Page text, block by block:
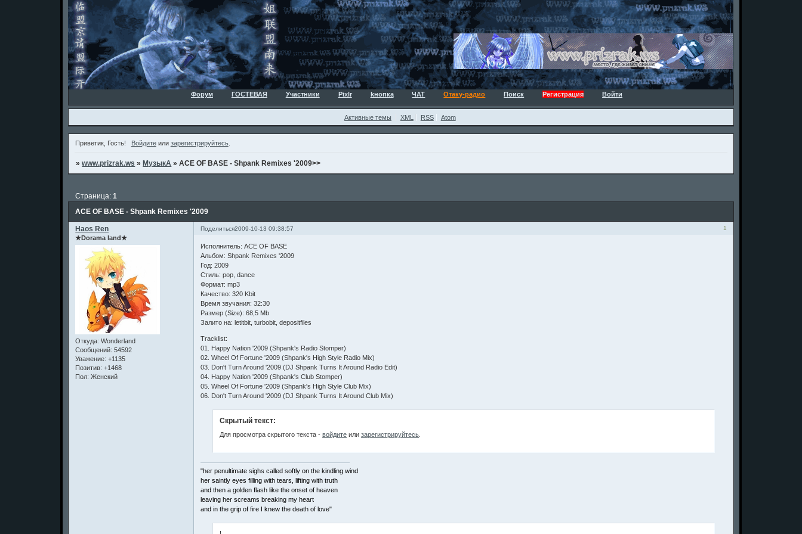
Форум ГОСТЕВАЯ Участники Pixlr kнопка ЧАТ Отаку-радио Поиск Регистрация Войти
Активные темы XML RSS Atom
Приветик, Гость! Войдитеили зарегистрируйтесь.
»www.prizrak.ws » МузыкА »ACE OF BASE - Shpank Remixes '2009>>
ACE OF BASE - Shpank Remixes '2009
Страница:1
Поделиться 1
2009-10-13 09:38:57
Haos Ren
★Dorama land★
Откуда: Wonderland
Сообщений: 54592
Уважение: +1135
Позитив: +1468
Пол: Женский
Исполнитель: ACE OF BASE
Альбом: Shpank Remixes '2009
Год: 2009
Стиль: pop, dance
Формат: mp3
Качество: 320 Kbit
Время звучания: 32:30
Размер (Size): 68,5 Mb
Залито на: letitbit, turbobit, depositfiles
Tracklist:
01. Happy Nation '2009 (Shpank's Radio Stomper)
02. Wheel Of Fortune '2009 (Shpank's High Style Radio Mix)
03. Don't Turn Around '2009 (DJ Shpank Turns It Around Radio Edit)
04. Happy Nation '2009 (Shpank's Club Stomper)
05. Wheel Of Fortune '2009 (Shpank's High Style Club Mix)
06. Don't Turn Around '2009 (DJ Shpank Turns It Around Club Mix)
Скрытый текст:
Для просмотра скрытого текста -войдите илизарегистрируйтесь
"her penultimate sighs called softly on the kindling wind
her saintly eyes filling with tears, lifting with truth
and then a golden flash like the onset of heaven
leaving her screams breaking my heart
and in the grip of fire I knew the death of love"